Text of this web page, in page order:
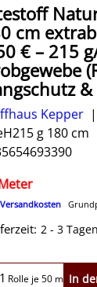
cm
€ – 215
Kepper
g 180 cm
Versandkosten
2 - 3 Tagen
Rolle je 50 m In